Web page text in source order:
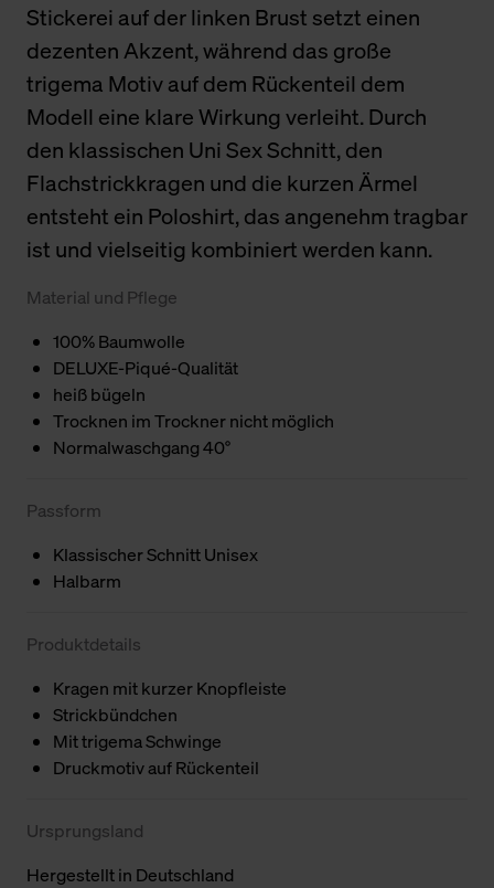
Stickerei auf der linken Brust setzt einen
dezenten Akzent, während das große
trigema Motiv auf dem Rückenteil dem
Modell eine klare Wirkung verleiht. Durch
den klassischen Uni Sex Schnitt, den
Flachstrickkragen und die kurzen Ärmel
entsteht ein Poloshirt, das angenehm tragbar
ist und vielseitig kombiniert werden kann.
Material und Pflege
100% Baumwolle
DELUXE-Piqué-Qualität
heiß bügeln
Trocknen im Trockner nicht möglich
Normalwaschgang 40°
Passform
Klassischer Schnitt Unisex
Halbarm
Produktdetails
Kragen mit kurzer Knopfleiste
Strickbündchen
Mit trigema Schwinge
Druckmotiv auf Rückenteil
Ursprungsland
Hergestellt in Deutschland